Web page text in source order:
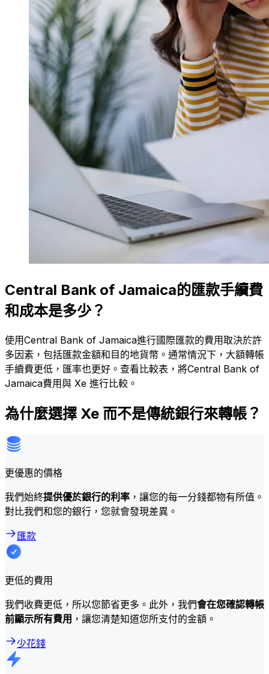
Central Bank of Jamaica的匯款手續費
和成本是多少？
使用Central Bank of Jamaica進行國際匯款的費用取決於許
多因素，包括匯款金額和目的地貨幣。通常情況下，大額轉帳
手續費更低，匯率也更好。查看比較表，將Central Bank of
Jamaica費用與 Xe 進行比較。
為什麼選擇 Xe 而不是傳統銀行來轉帳？
更優惠的價格
我們始終提供優於銀行的利率 ，讓您的每一分錢都物有所值。
對比我們和您的銀行，您就會發現差異。
匯款
更低的費用
我們收費更低，所以您節省更多。此外，我們會在您確認轉帳
前顯示所有費用 ，讓您清楚知道您所支付的金額。
少花錢